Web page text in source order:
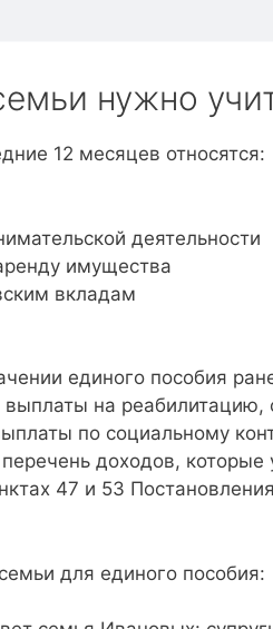
нужно
12 месяцев относятся:
деятельности
имущества
вкладам
единого пособия
на
по социальному
доходов, которые
47 и 53
для единого пособия: